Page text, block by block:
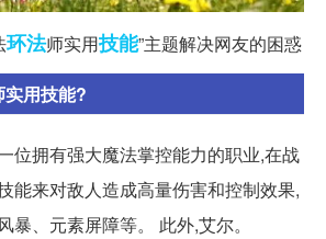
环法师实用技能”主题解决网友的困惑
用技能?
位拥有强大魔法掌控能力的职业,在战
能来对敌人造成高量伤害和控制效果,
暴、元素屏障等。 此外,艾尔。